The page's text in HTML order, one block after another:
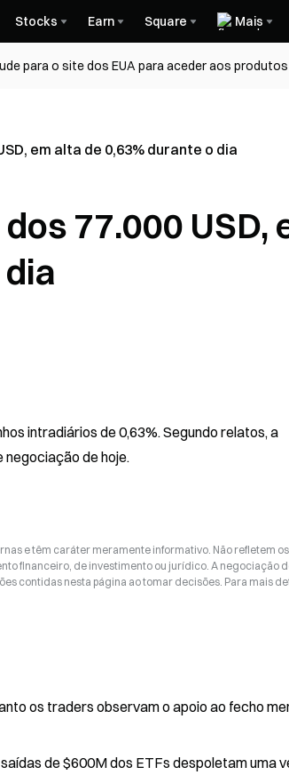
Stocks Earn Square Mais
para o site dos EUA para aceder aos
em alta de 0,63% durante o dia
77.000 USD,
intradiários de 0,63%. Segundo relatos, a
de hoje.
e têm caráter meramente informativo. Não refletem
financeiro, de investimento ou jurídico. A negociação
contidas nesta página ao tomar decisões. Para mais
os traders observam o apoio ao fecho
uma venda em